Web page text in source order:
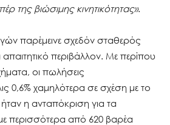
της βιώσιμης κινητικότητας».
παρέμεινε σχεδόν σταθερός
απαιτητικό περιβάλλον. Με περίπου
οι πωλήσεις
0,6% χαμηλότερα σε σχέση με το
ήταν η ανταπόκριση για τα
περισσότερα από 620 βαρέα